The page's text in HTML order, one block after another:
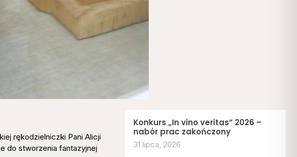
rękodzielniczki Pani Alicji
do stworzenia fantazyjnej
Konkurs „In vino veritas” 2026 –
nabór prac zakończony
31 lipca, 2026